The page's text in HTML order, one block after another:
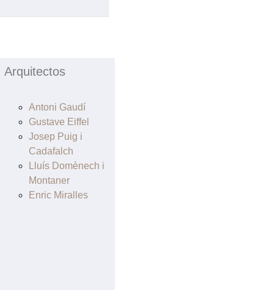
Arquitectos
Antoni Gaudí
Gustave Eiffel
Josep Puig i
Cadafalch
Lluís Domènech i
Montaner
Enric Miralles